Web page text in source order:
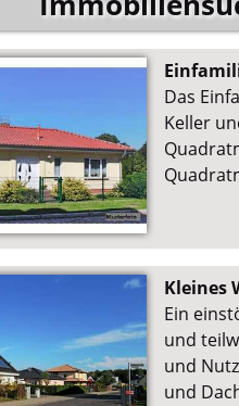
Das
Keller
Kleines
Ein
und
und
und